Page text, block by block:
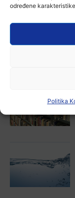
određene
Politika